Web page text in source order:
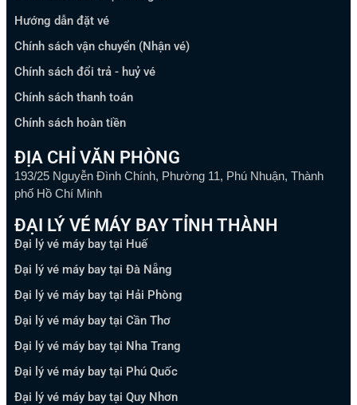
Hướng dẫn đặt vé
Chính sách vận chuyển (Nhận vé)
Chính sách đổi trả - huỷ vé
Chính sách thanh toán
Chính sách hoàn tiền
ĐỊA CHỈ VĂN PHÒNG
193/25 Nguyễn Đình Chính, Phường 11, Phú Nhuận, Thành
phố Hồ Chí Minh
ĐẠI LÝ VÉ MÁY BAY TỈNH THÀNH
Đại lý vé máy bay tại Huế
Đại lý vé máy bay tại Đà Nẵng
Đại lý vé máy bay tại Hải Phòng
Đại lý vé máy bay tại Cần Thơ
Đại lý vé máy bay tại Nha Trang
Đại lý vé máy bay tại Phú Quốc
Đại lý vé máy bay tại Quy Nhơn